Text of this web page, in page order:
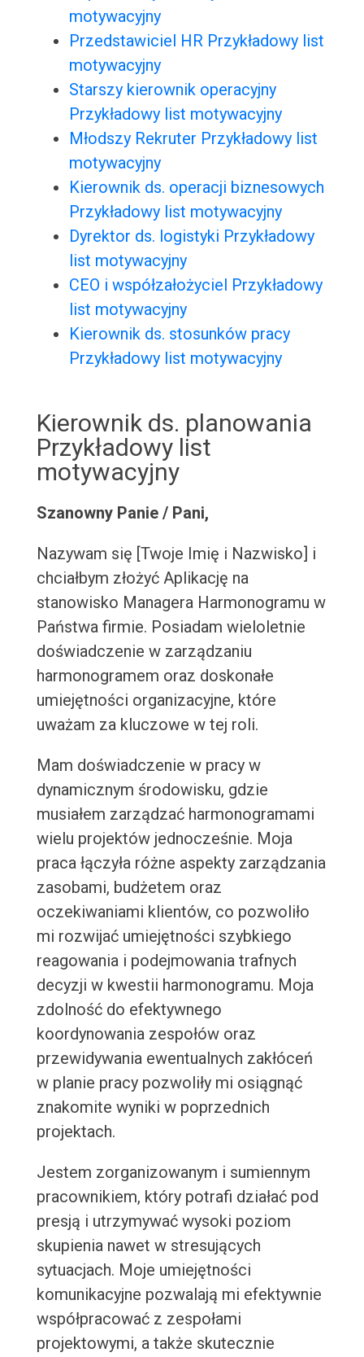
motywacyjny
Przedstawiciel HR Przykładowy list
motywacyjny
Starszy kierownik operacyjny
Przykładowy list motywacyjny
Młodszy Rekruter Przykładowy list
motywacyjny
Kierownik ds. operacji biznesowych
Przykładowy list motywacyjny
Dyrektor ds. logistyki Przykładowy
list motywacyjny
CEO i współzałożyciel Przykładowy
list motywacyjny
Kierownik ds. stosunków pracy
Przykładowy list motywacyjny
Kierownik ds. planowania
Przykładowy list
motywacyjny
Szanowny Panie / Pani,
Nazywam się [Twoje Imię i Nazwisko] i
chciałbym złożyć Aplikację na
stanowisko Managera Harmonogramu w
Państwa firmie. Posiadam wieloletnie
doświadczenie w zarządzaniu
harmonogramem oraz doskonałe
umiejętności organizacyjne, które
uważam za kluczowe w tej roli.
Mam doświadczenie w pracy w
dynamicznym środowisku, gdzie
musiałem zarządzać harmonogramami
wielu projektów jednocześnie. Moja
praca łączyła różne aspekty zarządzania
zasobami, budżetem oraz
oczekiwaniami klientów, co pozwoliło
mi rozwijać umiejętności szybkiego
reagowania i podejmowania trafnych
decyzji w kwestii harmonogramu. Moja
zdolność do efektywnego
koordynowania zespołów oraz
przewidywania ewentualnych zakłóceń
w planie pracy pozwoliły mi osiągnąć
znakomite wyniki w poprzednich
projektach.
Jestem zorganizowanym i sumiennym
pracownikiem, który potrafi działać pod
presją i utrzymywać wysoki poziom
skupienia nawet w stresujących
sytuacjach. Moje umiejętności
komunikacyjne pozwalają mi efektywnie
współpracować z zespołami
projektowymi, a także skutecznie